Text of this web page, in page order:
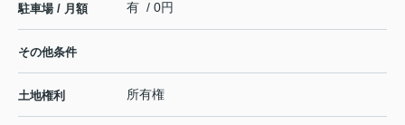
駐車場 / 月額 有 / 0円
その他条件
土地権利 所有権